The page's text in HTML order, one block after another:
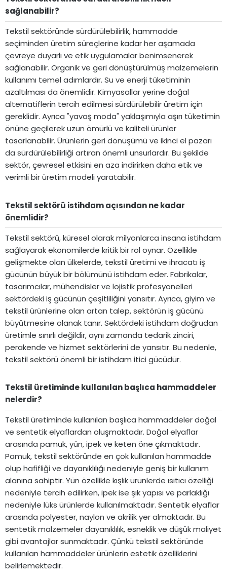
sağlanabilir?​
Tekstil sektöründe sürdürülebilirlik, hammadde
seçiminden üretim süreçlerine kadar her aşamada
çevreye duyarlı ve etik uygulamalar benimsenerek
sağlanabilir. Organik ve geri dönüştürülmüş malzemelerin
kullanımı temel adımlardır. Su ve enerji tüketiminin
azaltılması da önemlidir. Kimyasallar yerine doğal
alternatiflerin tercih edilmesi sürdürülebilir üretim için
gereklidir. Ayrıca "yavaş moda" yaklaşımıyla aşırı tüketimin
önüne geçilerek uzun ömürlü ve kaliteli ürünler
tasarlanabilir. Ürünlerin geri dönüşümü ve ikinci el pazarı
da sürdürülebilirliği artıran önemli unsurlardır. Bu şekilde
sektör, çevresel etkisini en aza indirirken daha etik ve
verimli bir üretim modeli yaratabilir.
Tekstil sektörü istihdam açısından ne kadar
önemlidir?​
Tekstil sektörü, küresel olarak milyonlarca insana istihdam
sağlayarak ekonomilerde kritik bir rol oynar. Özellikle
gelişmekte olan ülkelerde, tekstil üretimi ve ihracatı iş
gücünün büyük bir bölümünü istihdam eder. Fabrikalar,
tasarımcılar, mühendisler ve lojistik profesyonelleri
sektördeki iş gücünün çeşitliliğini yansıtır. Ayrıca, giyim ve
tekstil ürünlerine olan artan talep, sektörün iş gücünü
büyütmesine olanak tanır. Sektördeki istihdam doğrudan
üretimle sınırlı değildir, aynı zamanda tedarik zinciri,
perakende ve hizmet sektörlerini de yansıtır. Bu nedenle,
tekstil sektörü önemli bir istihdam itici gücüdür.
Tekstil üretiminde kullanılan başlıca hammaddeler
nelerdir?​
Tekstil üretiminde kullanılan başlıca hammaddeler doğal
ve sentetik elyaflardan oluşmaktadır. Doğal elyaflar
arasında pamuk, yün, ipek ve keten öne çıkmaktadır.
Pamuk, tekstil sektöründe en çok kullanılan hammadde
olup hafifliği ve dayanıklılığı nedeniyle geniş bir kullanım
alanına sahiptir. Yün özellikle kışlık ürünlerde ısıtıcı özelliği
nedeniyle tercih edilirken, ipek ise şık yapısı ve parlaklığı
nedeniyle lüks ürünlerde kullanılmaktadır. Sentetik elyaflar
arasında polyester, naylon ve akrilik yer almaktadır. Bu
sentetik malzemeler dayanıklılık, esneklik ve düşük maliyet
gibi avantajlar sunmaktadır. Çünkü tekstil sektöründe
kullanılan hammaddeler ürünlerin estetik özelliklerini
belirlemektedir.